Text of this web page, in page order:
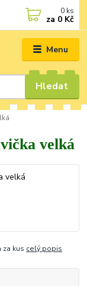
Menu
Hledat
0 ks
za 0 Kč
velká
kus celý popis